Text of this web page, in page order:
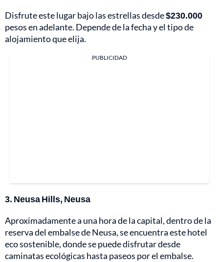
Disfrute este lugar bajo las estrellas desde$230.000
pesos en adelante. Depende de la fecha y el tipo de
alojamiento que elija.
PUBLICIDAD
3. Neusa Hills, Neusa
Aproximadamente a una hora de la capital, dentro de la
reserva del embalse de Neusa, se encuentra este hotel
eco sostenible, donde se puede disfrutar desde
caminatas ecológicas hasta paseos por el embalse.